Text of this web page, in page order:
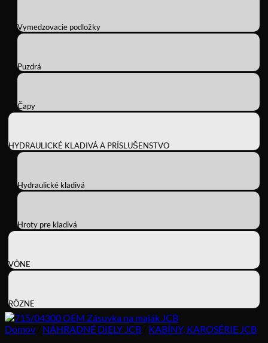
Vymedzovacie podložky
Puzdrá
Čapy
HYDRAULICKÉ KLADIVÁ A PRÍSLUŠENSTVO
Hydraulické kladivá
Hroty pre kladivá
VÔNE
RÔZNE
Domov NÁHRADNÉ DIELY JCB KABÍNY, KAROSÉRIE JCB